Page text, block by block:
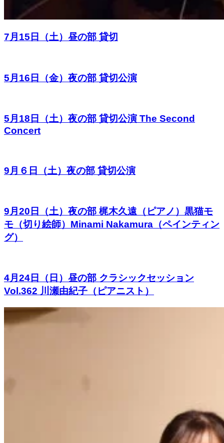
7月15日（土）昼の部 貸切
5月16日（金）夜の部 貸切公演
5月18日（土）夜の部 貸切公演 The Second
Concert
9月６日（土）夜の部 貸切公演
9月20日（土）夜の部 梶木久遠（ピアノ）黒猫モ
モ（切り絵師）Minami Nakamura（ペインティン
グ）
4月24日（日）昼の部 クラシックセッション
Vol.362 川瀬由紀子（ピアニスト）